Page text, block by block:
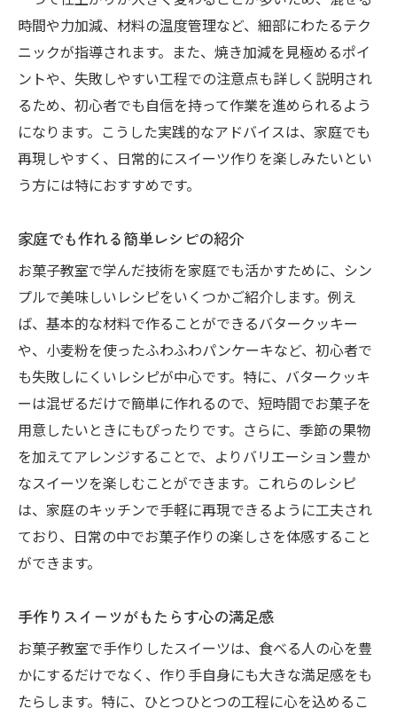
時間や力加減、材料の温度管理など、細部にわたるテク
ニックが指導されます。また、焼き加減を見極めるポイ
ントや、失敗しやすい工程での注意点も詳しく説明され
るため、初心者でも自信を持って作業を進められるよう
になります。こうした実践的なアドバイスは、家庭でも
再現しやすく、日常的にスイーツ作りを楽しみたいとい
う方には特におすすめです。
家庭でも作れる簡単レシピの紹介
お菓子教室で学んだ技術を家庭でも活かすために、シン
プルで美味しいレシピをいくつかご紹介します。例え
ば、基本的な材料で作ることができるバタークッキー
や、小麦粉を使ったふわふわパンケーキなど、初心者で
も失敗しにくいレシピが中心です。特に、バタークッキ
ーは混ぜるだけで簡単に作れるので、短時間でお菓子を
用意したいときにもぴったりです。さらに、季節の果物
を加えてアレンジすることで、よりバリエーション豊か
なスイーツを楽しむことができます。これらのレシピ
は、家庭のキッチンで手軽に再現できるように工夫され
ており、日常の中でお菓子作りの楽しさを体感すること
ができます。
手作りスイーツがもたらす心の満足感
お菓子教室で手作りしたスイーツは、食べる人の心を豊
かにするだけでなく、作り手自身にも大きな満足感をも
たらします。特に、ひとつひとつの工程に心を込めるこ